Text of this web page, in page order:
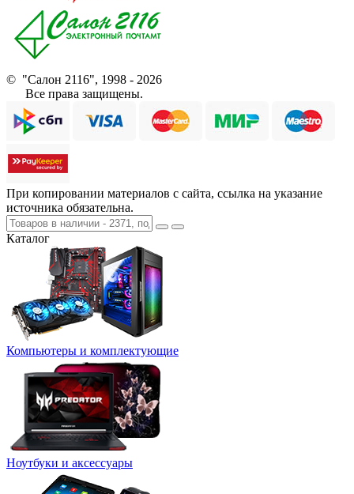
© "Салон 2116", 1998 - 2026
Все права защищены.
При копировании материалов с сайта, ссылка на указание
источника обязательна.
Каталог
Компьютеры и комплектующие
Ноутбуки и аксессуары